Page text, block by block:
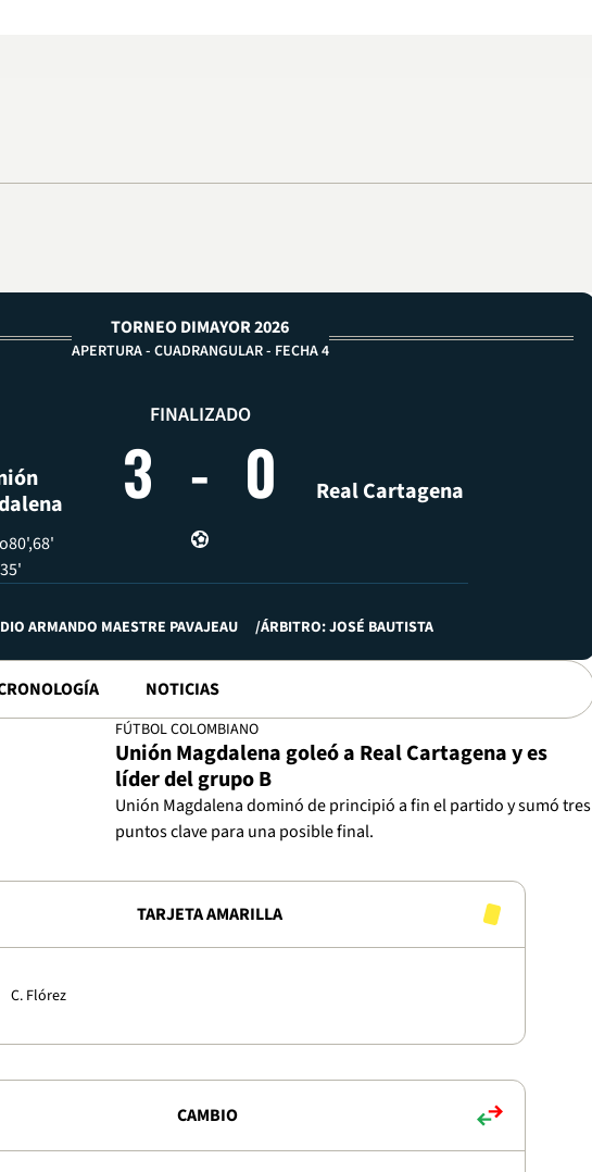
TORNEO DIMAYOR 2026
APERTURA - CUADRANGULAR - FECHA 4
FINALIZADO
3 - 0 Real Cartagena
80'68'
35'
ARMANDO MAESTRE PAVAJEAU ÁRBITRO: JOSÉ BAUTISTA
NOTICIAS
FÚTBOL COLOMBIANO
Unión Magdalena goleó a Real Cartagena y es
líder del grupo B
Unión Magdalena dominó de principió a fin el partido y sumó tres
puntos clave para una posible final.
TARJETA AMARILLA
C. Flórez
CAMBIO